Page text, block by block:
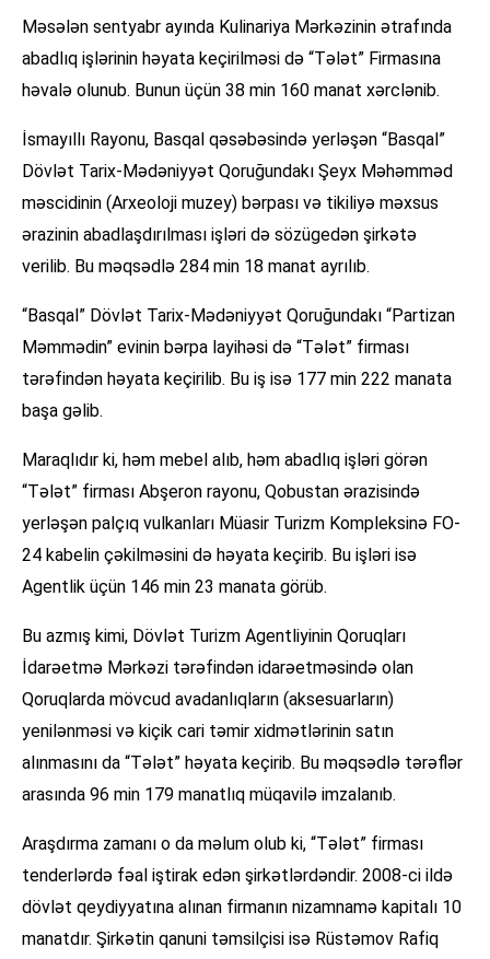
Məsələn sentyabr ayında Kulinariya Mərkəzinin ətrafında
abadlıq işlərinin həyata keçirilməsi də “Tələt” Firmasına
həvalə olunub. Bunun üçün 38 min 160 manat xərclənib.
İsmayıllı Rayonu, Basqal qəsəbəsində yerləşən “Basqal”
Dövlət Tarix-Mədəniyyət Qoruğundakı Şeyx Məhəmməd
məscidinin (Arxeoloji muzey) bərpası və tikiliyə məxsus
ərazinin abadlaşdırılması işləri də sözügedən şirkətə
verilib. Bu məqsədlə 284 min 18 manat ayrılıb.
“Basqal” Dövlət Tarix-Mədəniyyət Qoruğundakı “Partizan
Məmmədin” evinin bərpa layihəsi də “Tələt” firması
tərəfindən həyata keçirilib. Bu iş isə 177 min 222 manata
başa gəlib.
Maraqlıdır ki, həm mebel alıb, həm abadlıq işləri görən
“Tələt” firması Abşeron rayonu, Qobustan ərazisində
yerləşən palçıq vulkanları Müasir Turizm Kompleksinə FO-
24 kabelin çəkilməsini də həyata keçirib. Bu işləri isə
Agentlik üçün 146 min 23 manata görüb.
Bu azmış kimi, Dövlət Turizm Agentliyinin Qoruqları
İdarəetmə Mərkəzi tərəfindən idarəetməsində olan
Qoruqlarda mövcud avadanlıqların (aksesuarların)
yenilənməsi və kiçik cari təmir xidmətlərinin satın
alınmasını da “Tələt” həyata keçirib. Bu məqsədlə tərəflər
arasında 96 min 179 manatlıq müqavilə imzalanıb.
Araşdırma zamanı o da məlum olub ki, “Tələt” firması
tenderlərdə fəal iştirak edən şirkətlərdəndir. 2008-ci ildə
dövlət qeydiyyatına alınan firmanın nizamnamə kapitalı 10
manatdır. Şirkətin qanuni təmsilçisi isə Rüstəmov Rafiq